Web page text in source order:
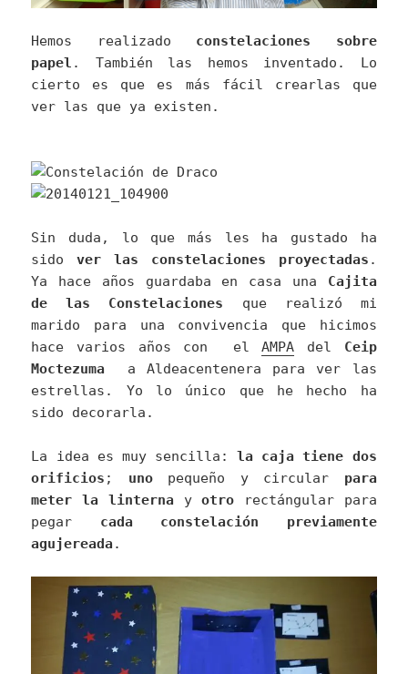
Hemos realizado constelaciones sobre
papel . También las hemos inventado. Lo
cierto es que es más fácil crearlas que
ver las que ya existen.
Sin duda, lo que más les ha gustado ha
sidover las constelaciones proyectadas .
Ya hace años guardaba en casa una Cajita
de las Constelaciones que realizó mi
marido para una convivencia que hicimos
hace varios años con elAMPA del Ceip
Moctezuma a Aldeacentenera para ver las
estrellas. Yo lo único que he hecho ha
sido decorarla.
La idea es muy sencilla:
la caja tiene dos
orificios ; uno pequeño y circular para
meter la linterna yotro
rectángular para
pegar cada constelación previamente
agujereada .